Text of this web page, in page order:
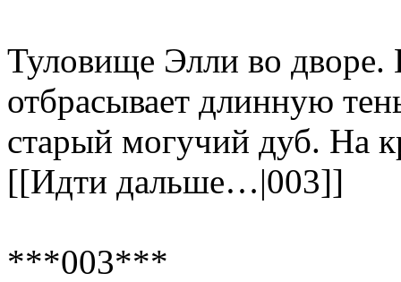
Туловище Элли во дворе.
отбрасывает длинную
старый могучий дуб. На
[[Идти дальше…|003]]
***003***